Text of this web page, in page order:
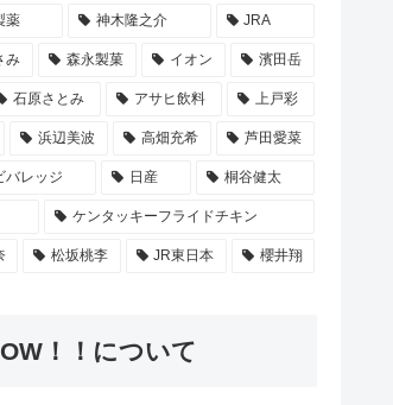
薬 神木隆之介 JRA
み 森永製菓 イオン 濱田岳
石原さとみ アサヒ飲料 上戸彩
浜辺美波 高畑充希 芦田愛菜
バレッジ 日産 桐谷健太
ケンタッキーフライドチキン
松坂桃李 JR東日本 櫻井翔
！！について